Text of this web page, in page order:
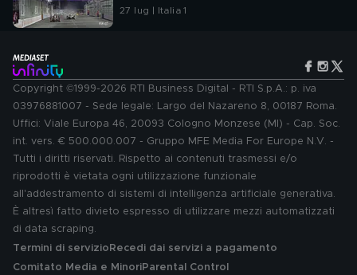
27 lug | Italia 1
Copyright ©1999-2026 RTI Business Digital - RTI S.p.A.: p. iva
03976881007 - Sede legale: Largo del Nazareno 8, 00187 Roma.
Uffici: Viale Europa 46, 20093 Cologno Monzese (MI) - Cap. Soc.
int. vers. € 500.000.007 - Gruppo MFE Media For Europe N.V. -
Tutti i diritti riservati. Rispetto ai contenuti trasmessi e/o
riprodotti è vietata ogni utilizzazione funzionale
all'addestramento di sistemi di intelligenza artificiale generativa.
È altresì fatto divieto espresso di utilizzare mezzi automatizzati
di data scraping.
Termini di servizio Recedi dai servizi a pagamento
Comitato Media e MinoriParental Control